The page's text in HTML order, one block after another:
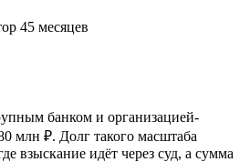
45 месяцев
банком и организацией-
млн ₽. Долг такого масштаба
взыскание идёт через суд, а сумма